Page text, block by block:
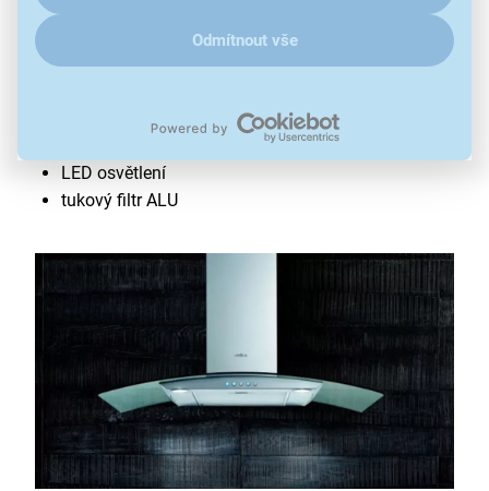
Odmítnout vše
Odsavač par ELICA CIRCUS IX/A/60
odtah i recirkulace
výkon od 195 do 365 m³/h
LED osvětlení
tukový filtr ALU